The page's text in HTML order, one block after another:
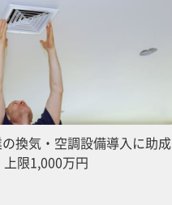
換気・空調設備導入に助成
限1,000万円